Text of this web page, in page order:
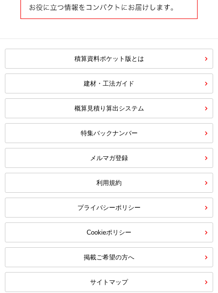
積算資料ポケット版とは
建材・工法ガイド
概算見積り算出システム
特集バックナンバー
メルマガ登録
利用規約
プライバシーポリシー
Cookieポリシー
掲載ご希望の方へ
サイトマップ